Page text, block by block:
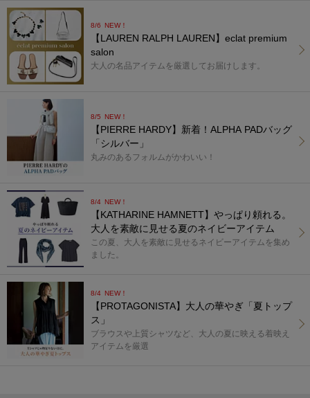
8/6 NEW！
【LAUREN RALPH LAUREN】eclat premium
salon
大人の名品アイテムを厳選してお届けします。
8/5 NEW！
【PIERRE HARDY】新着！ALPHA PADバッグ
「シルバー」
丸みのあるフォルムがかわいい！
8/4 NEW！
【KATHARINE HAMNETT】やっぱり頼れる。
大人を素敵に見せる夏のネイビーアイテム
この夏、大人を素敵に見せるネイビーアイテムを集め
ました。
8/4 NEW！
【PROTAGONISTA】大人の華やぎ「夏トップ
ス」
ブラウスや上質シャツなど、大人の夏に映える着映え
アイテムを厳選